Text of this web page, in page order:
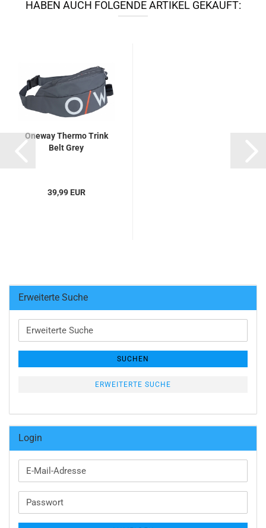
HABEN AUCH FOLGENDE ARTIKEL GEKAUFT:
Oneway Thermo Trink
Belt Grey
39,99 EUR
Erweiterte Suche
Erweiterte
Suche
SUCHEN
ERWEITERTE SUCHE
Login
E-
Mail-
Passwort